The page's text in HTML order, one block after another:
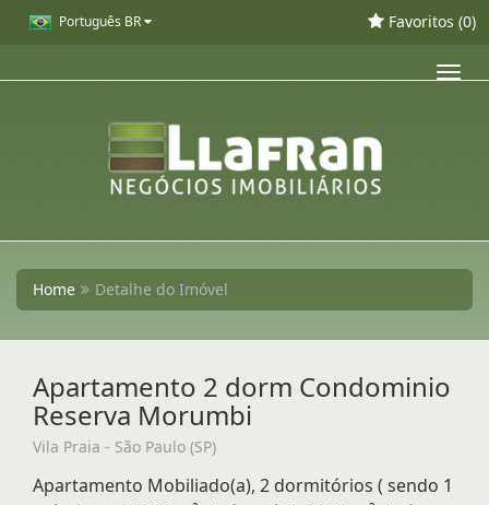
Português BR Favoritos (0)
Home Detalhe do Imóvel
Apartamento 2 dorm Condominio
Reserva Morumbi
Vila Praia - São Paulo (SP)
Apartamento Mobiliado(a), 2 dormitórios ( sendo 1